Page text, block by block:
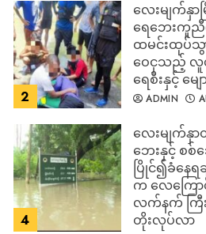
2
လေးမျက်နှ
ရေဘေးကူညီ
ထမင်းထုပ်သွ
ဝေငှသည့် လူ
ရေစီးနှင့် မျ
ADMIN
4
လေးမျက်နှ
ဘေးနှင့် စစ်
ပြိုင်၍ခံနေရ
က လေကြော
လက်နက် က
တိုးလုပ်လာ